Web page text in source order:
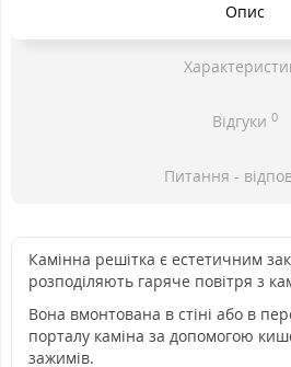
Опис
Відгуки 0
Питання -
Камінна решітка є естетичним
розподіляють гаряче повітря з
Вона вмонтована в стіні або в
порталу каміна за допомогою
зажимів.